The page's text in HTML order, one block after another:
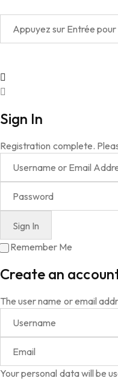
Sign In
Registration complete.
Remember Me
Create an
The user name or email
Your personal data will be